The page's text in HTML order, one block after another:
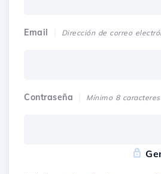
Email Dirección de correo
Contraseña Mínimo 8 caracteres